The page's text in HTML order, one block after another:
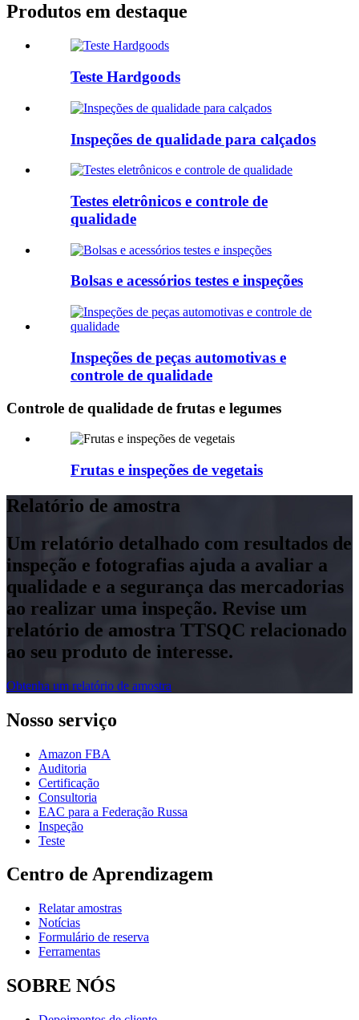
Produtos em destaque
Teste Hardgoods
Inspeções de qualidade para calçados
Testes eletrônicos e controle de
qualidade
Bolsas e acessórios testes e inspeções
Inspeções de peças automotivas e
controle de qualidade
Controle de qualidade de frutas e legumes
Frutas e inspeções de vegetais
Relatório de amostra
Um relatório detalhado com resultados de
inspeção e fotografias ajuda a avaliar a
qualidade e a segurança das mercadorias
ao realizar uma inspeção. Revise um
relatório de amostra TTSQC relacionado
ao seu produto de interesse.
Obtenha um relatório de amostra
Nosso serviço
Amazon FBA
Auditoria
Certificação
Consultoria
EAC para a Federação Russa
Inspeção
Teste
Centro de Aprendizagem
Relatar amostras
Notícias
Formulário de reserva
Ferramentas
SOBRE NÓS